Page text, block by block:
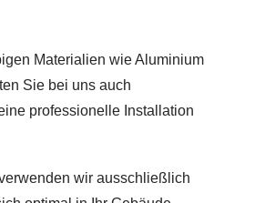
Materialien wie Aluminium
Sie bei uns auch
professionelle Installation
wir ausschließlich